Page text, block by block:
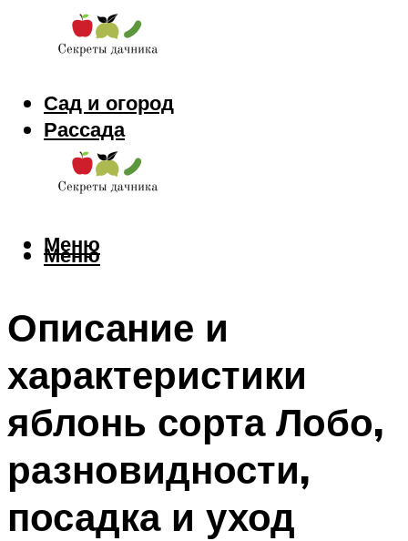
Сад и огород
Рассада
Цветы
Заготовки
Меню
Меню
Описание и
характеристики
яблонь сорта Лобо,
разновидности,
посадка и уход